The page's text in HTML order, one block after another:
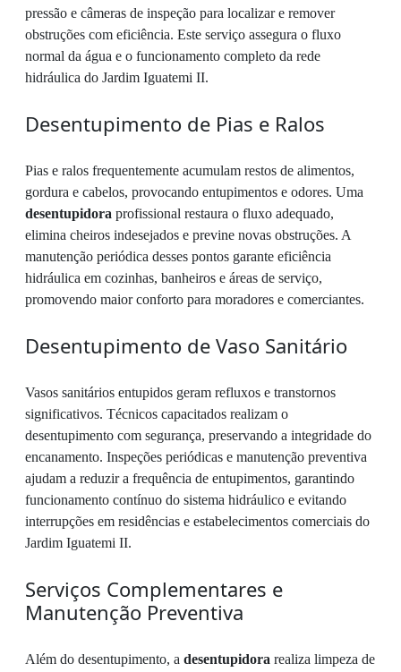
pressão e câmeras de inspeção para localizar e remover
obstruções com eficiência. Este serviço assegura o fluxo
normal da água e o funcionamento completo da rede
hidráulica do Jardim Iguatemi II.
Desentupimento de Pias e Ralos
Pias e ralos frequentemente acumulam restos de alimentos,
gordura e cabelos, provocando entupimentos e odores. Uma
desentupidora profissional restaura o fluxo adequado,
elimina cheiros indesejados e previne novas obstruções. A
manutenção periódica desses pontos garante eficiência
hidráulica em cozinhas, banheiros e áreas de serviço,
promovendo maior conforto para moradores e comerciantes.
Desentupimento de Vaso Sanitário
Vasos sanitários entupidos geram refluxos e transtornos
significativos. Técnicos capacitados realizam o
desentupimento com segurança, preservando a integridade do
encanamento. Inspeções periódicas e manutenção preventiva
ajudam a reduzir a frequência de entupimentos, garantindo
funcionamento contínuo do sistema hidráulico e evitando
interrupções em residências e estabelecimentos comerciais do
Jardim Iguatemi II.
Serviços Complementares e
Manutenção Preventiva
Além do desentupimento, a desentupidora realiza limpeza de